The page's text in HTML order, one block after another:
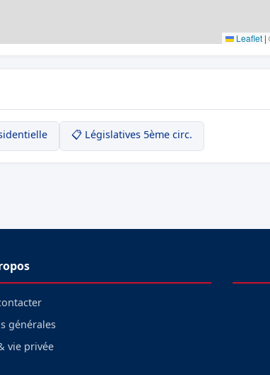
Leaflet |
📋 Législatives 5ème circ.
générales
vie privée